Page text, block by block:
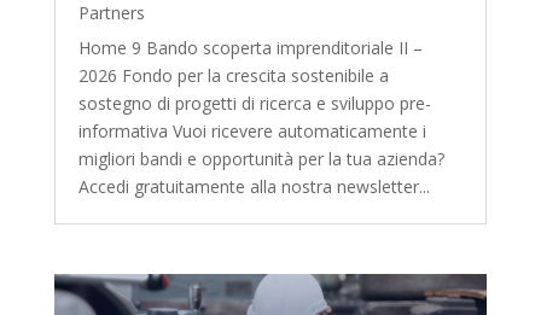
Partners
Home 9 Bando scoperta imprenditoriale II –
2026 Fondo per la crescita sostenibile a
sostegno di progetti di ricerca e sviluppo pre-
informativa Vuoi ricevere automaticamente i
migliori bandi e opportunità per la tua azienda?
Accedi gratuitamente alla nostra newsletter...